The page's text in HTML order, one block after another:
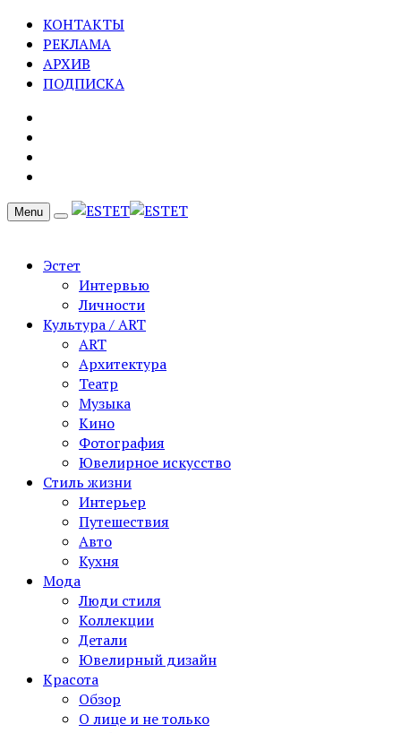
КОНТАКТЫ
РЕКЛАМА
АРХИВ
ПОДПИСКА
Menu
Эстет
Интервью
Личности
Культура / ART
ART
Архитектура
Театр
Музыка
Кино
Фотография
Ювелирное искусство
Стиль жизни
Интерьер
Путешествия
Авто
Кухня
Мода
Люди стиля
Коллекции
Детали
Ювелирный дизайн
Красота
Обзор
О лице и не только